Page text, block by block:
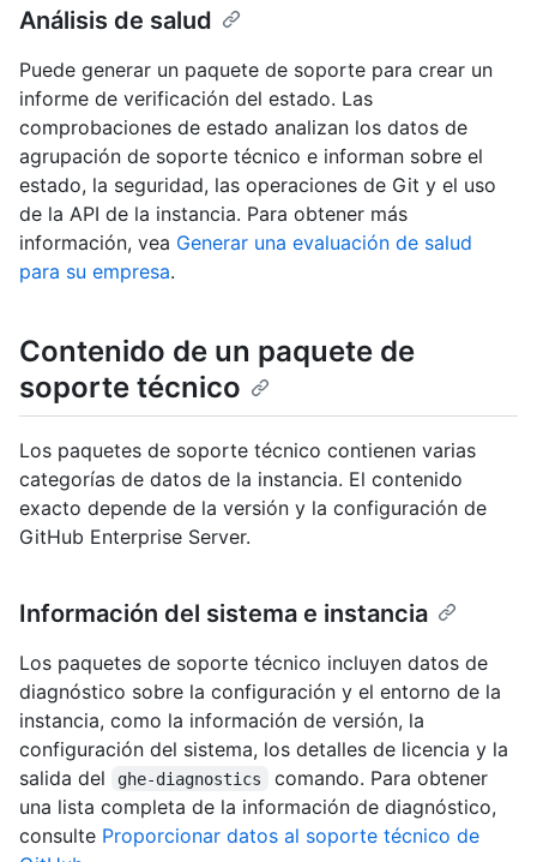
Análisis de salud
Puede generar un paquete de soporte para crear un
informe de verificación del estado. Las
comprobaciones de estado analizan los datos de
agrupación de soporte técnico e informan sobre el
estado, la seguridad, las operaciones de Git y el uso
de la API de la instancia. Para obtener más
información, vea Generar una evaluación de salud
para su empresa.
Contenido de un paquete de
soporte técnico
Los paquetes de soporte técnico contienen varias
categorías de datos de la instancia. El contenido
exacto depende de la versión y la configuración de
GitHub Enterprise Server.
Información del sistema e instancia
Los paquetes de soporte técnico incluyen datos de
diagnóstico sobre la configuración y el entorno de la
instancia, como la información de versión, la
configuración del sistema, los detalles de licencia y la
salida del
ghe-diagnostics
comando. Para obtener
una lista completa de la información de diagnóstico,
consulte Proporcionar datos al soporte técnico de